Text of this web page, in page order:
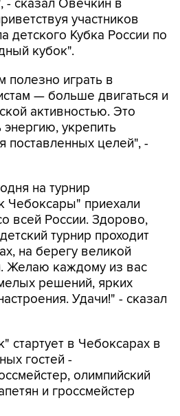
- сказал Овечкин в
участников
детского Кубка России по
кубок".
полезно играть в
— больше двигаться и
активностью. Это
энергию, укрепить
поставленных целей", -
на турнир
Чебоксары" приехали
всей России. Здорово,
турнир проходит
на берегу великой
Желаю каждому из вас
решений, ярких
Удачи!" - сказал
стартует в Чебоксарах в
гостей -
олимпийский
и гроссмейстер